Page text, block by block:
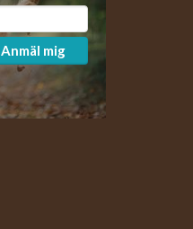
Anmäl mig